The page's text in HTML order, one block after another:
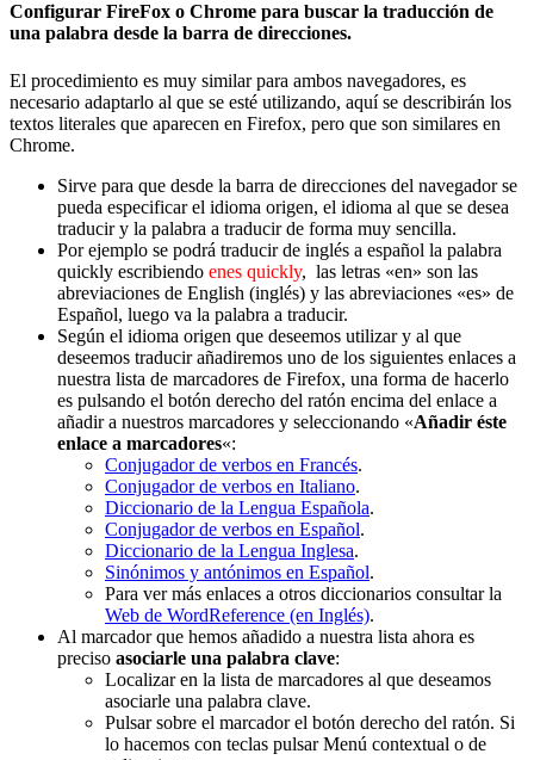
Configurar FireFox o Chrome para buscar la traducción de
una palabra desde la barra de direcciones.
El procedimiento es muy similar para ambos navegadores, es
necesario adaptarlo al que se esté utilizando, aquí se describirán los
textos literales que aparecen en Firefox, pero que son similares en
Chrome.
Sirve para que desde la barra de direcciones del navegador se
pueda especificar el idioma origen, el idioma al que se desea
traducir y la palabra a traducir de forma muy sencilla.
Por ejemplo se podrá traducir de inglés a español la palabra
quickly escribiendo enes quickly, las letras «en» son las
abreviaciones de English (inglés) y las abreviaciones «es» de
Español, luego va la palabra a traducir.
Según el idioma origen que deseemos utilizar y al que
deseemos traducir añadiremos uno de los siguientes enlaces a
nuestra lista de marcadores de Firefox, una forma de hacerlo
es pulsando el botón derecho del ratón encima del enlace a
añadir a nuestros marcadores y seleccionando «Añadir éste
enlace a marcadores«:
Conjugador de verbos en Francés.
Conjugador de verbos en Italiano.
Diccionario de la Lengua Española.
Conjugador de verbos en Español.
Diccionario de la Lengua Inglesa.
Sinónimos y antónimos en Español.
Para ver más enlaces a otros diccionarios consultar la
Web de WordReference (en Inglés).
Al marcador que hemos añadido a nuestra lista ahora es
preciso asociarle una palabra clave:
Localizar en la lista de marcadores al que deseamos
asociarle una palabra clave.
Pulsar sobre el marcador el botón derecho del ratón. Si
lo hacemos con teclas pulsar Menú contextual o de